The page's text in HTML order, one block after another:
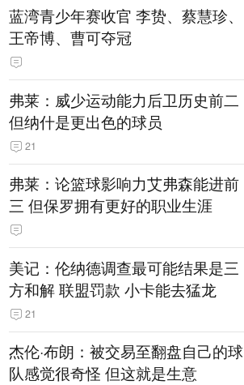
蓝湾青少年赛收官 李贽、蔡慧珍、
王帝博、曹可夺冠
弗莱：威少运动能力后卫历史前二
但纳什是更出色的球员
21
弗莱：论篮球影响力艾弗森能进前
三 但保罗拥有更好的职业生涯
美记：伦纳德调查最可能结果是三
方和解 联盟罚款 小卡能去猛龙
21
杰伦·布朗：被交易至翻盘自己的球
队感觉很奇怪 但这就是生意